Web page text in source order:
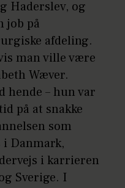
Haderslev, og
job på
afdeling.
man ville være
Wæver.
hende – hun var
på at snakke
som
Danmark,
i karrieren
Sverige. I